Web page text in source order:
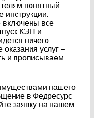
понятный
инструкции.
включены все
КЭП и
ничего
оказания услуг –
и прописываем
нашего
в Федресурс
заявку на нашем